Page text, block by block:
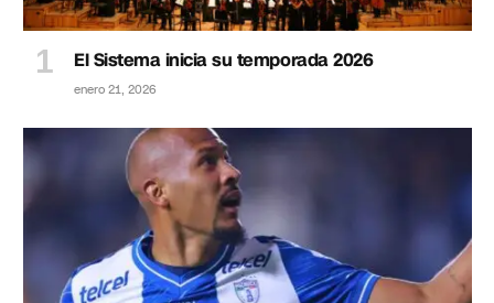
El Sistema inicia su temporada 2026
enero 21, 2026